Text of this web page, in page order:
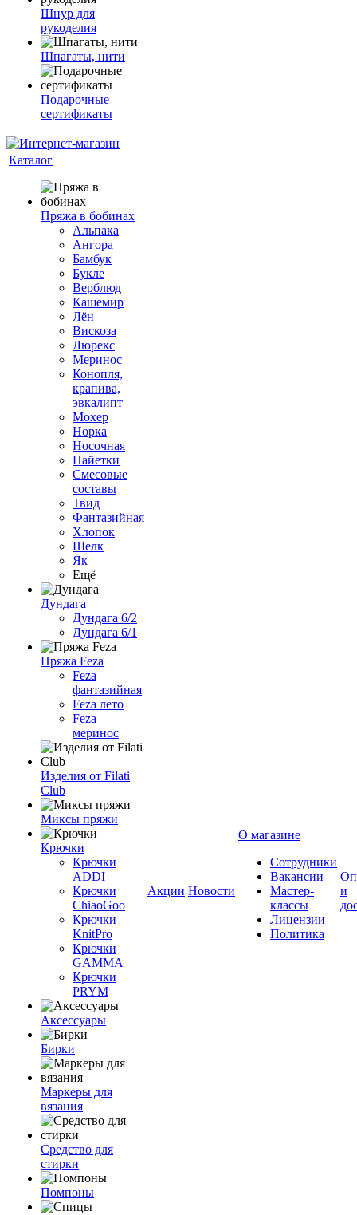
Шнур для
рукоделия
Шпагаты, нити
Подарочные
сертификаты
Каталог
Пряжа в бобинах
Альпака
Ангора
Бамбук
Букле
Верблюд
Кашемир
Лён
Вискоза
Люрекс
Меринос
Конопля,
крапива,
эвкалипт
Мохер
Норка
Носочная
Пайетки
Смесовые
составы
Твид
Фантазийная
Хлопок
Шелк
Як
Ещё
Дундага
Дундага 6/2
Дундага 6/1
Пряжа Feza
Feza
фантазийная
Feza лето
Feza
меринос
Изделия от Filati
Club
Миксы пряжи
Крючки
Крючки
ADDI
Крючки
ChiaoGoo
Крючки
KnitPro
Крючки
GAMMA
Крючки
PRYM
Аксессуары
Бирки
Маркеры для
вязания
Средство для
стирки
Помпоны
Акции Новости
О магазине
Сотрудники
Вакансии
Мастер-
классы
Лицензии
Политика
и